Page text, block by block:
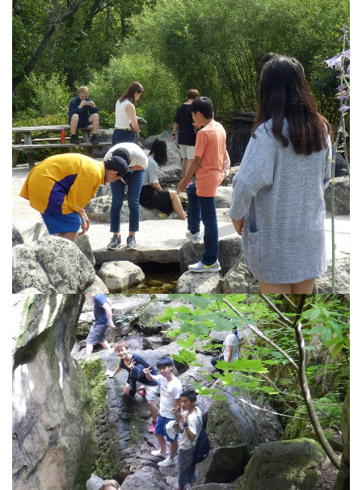
入試・入学案内
入試日程・出願資格
入試要項・出願書類
学校説明会
公開行事の紹介
入学金・学費
入試結果
入学試験問題
海外に住む中学生の方へ
スクールガイド
上級学校訪問
中学校の先生方へ
志願者速報
合格者発表
よくあるご質問
INFORMATION
総合案内
ニュース・トピックス一覧
お問い合わせ
キャンパスマップ
アクセスマップ
緊急・災害時の対応